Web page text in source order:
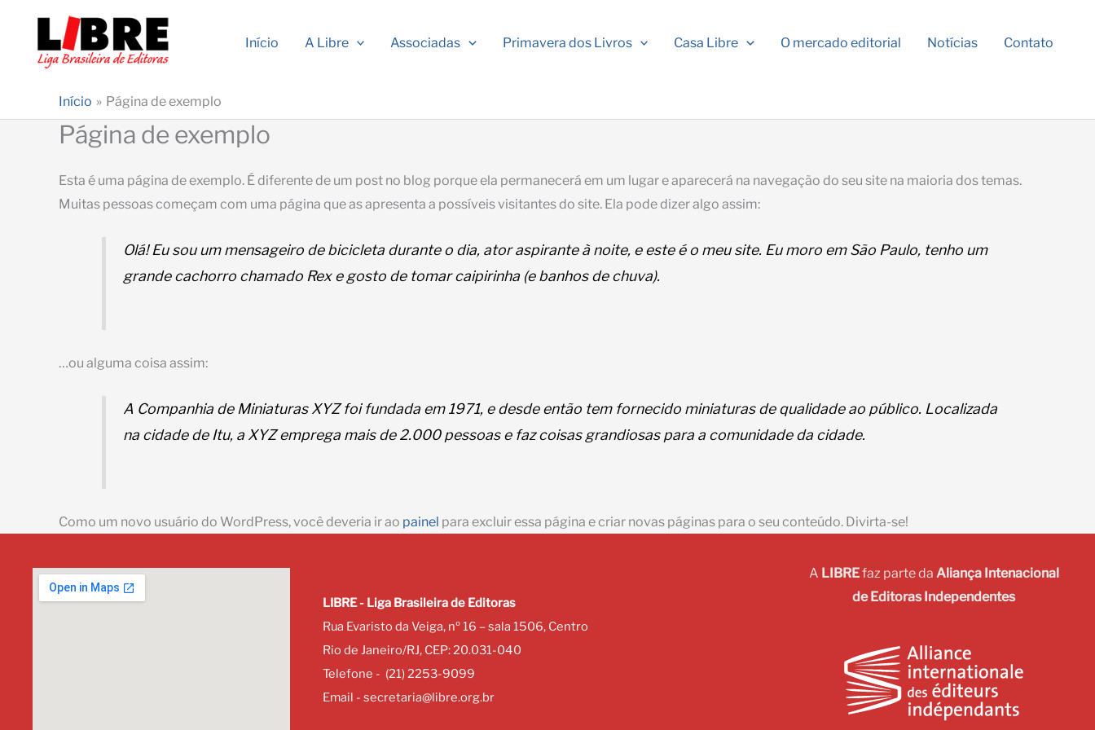
Início A Libre Associadas Primavera dos Livros Casa Libre O mercado editorial Notícias Contato
Início Página de exemplo
Página de exemplo
Esta é uma página de exemplo. É diferente de um post no blog porque ela permanecerá em um lugar e aparecerá na navegação do seu site na maioria dos temas.
Muitas pessoas começam com uma página que as apresenta a possíveis visitantes do site. Ela pode dizer algo assim:
Olá! Eu sou um mensageiro de bicicleta durante o dia, ator aspirante à noite, e este é o meu site. Eu moro em São Paulo, tenho um
grande cachorro chamado Rex e gosto de tomar caipirinha (e banhos de chuva).
…ou alguma coisa assim:
A Companhia de Miniaturas XYZ foi fundada em 1971, e desde então tem fornecido miniaturas de qualidade ao público. Localizada
na cidade de Itu, a XYZ emprega mais de 2.000 pessoas e faz coisas grandiosas para a comunidade da cidade.
Como um novo usuário do WordPress, você deveria ir ao painel para excluir essa página e criar novas páginas para o seu conteúdo. Divirta-se!
LIBRE - Liga Brasileira de Editoras
Rua Evaristo da Veiga, nº 16 – sala 1506, Centro
Rio de Janeiro/RJ, CEP: 20.031-040
Telefone - (21) 2253-9099
Email - secretaria@libre.org.br
A LIBREfaz parte da Aliança Intenacional
de Editoras Independentes